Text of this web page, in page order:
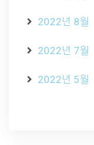
2022년 8월
2022년 7월
2022년 5월